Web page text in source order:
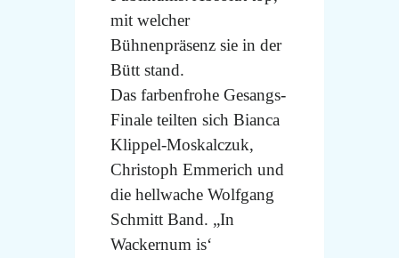
mit welcher
Bühnenpräsenz sie in der
Bütt stand.
Das farbenfrohe Gesangs-
Finale teilten sich Bianca
Klippel-Moskalczuk,
Christoph Emmerich und
die hellwache Wolfgang
Schmitt Band. „In
Wackernum is‘